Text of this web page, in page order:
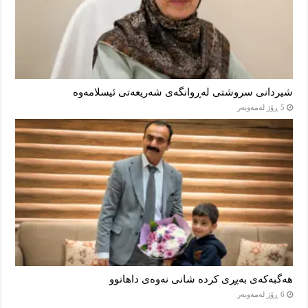
شیردانی سروشتی لەڕوانگەی شەریعەتی ئیسلامەوە
5 ڕۆژ لەمەوبەر
هەگبەکەی بەپڕی کردە شانی نەوەی داهاتوو
6 ڕۆژ لەمەوبەر